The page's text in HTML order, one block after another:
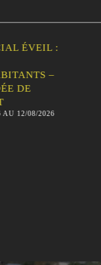
ÉVEIL :
–
08/2026